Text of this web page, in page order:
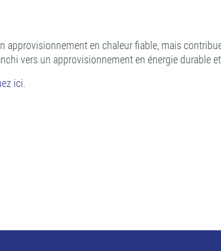
approvisionnement en chaleur fiable, mais
vers un approvisionnement en énergie durable
ici.